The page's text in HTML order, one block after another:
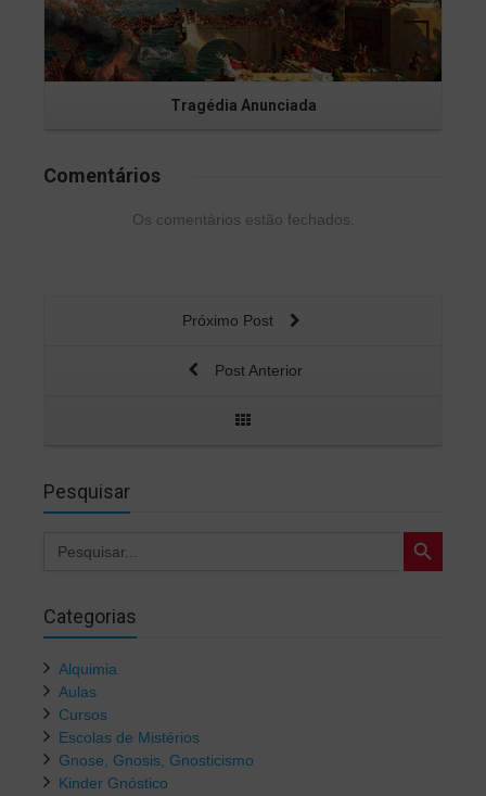
Tragédia Anunciada
Comentários
Os comentários estão fechados.
Próximo Post
Post Anterior
Pesquisar
for:
Search Button
Categorias
Alquimia
Aulas
Cursos
Escolas de Mistérios
Gnose, Gnosis, Gnosticismo
Kinder Gnóstico